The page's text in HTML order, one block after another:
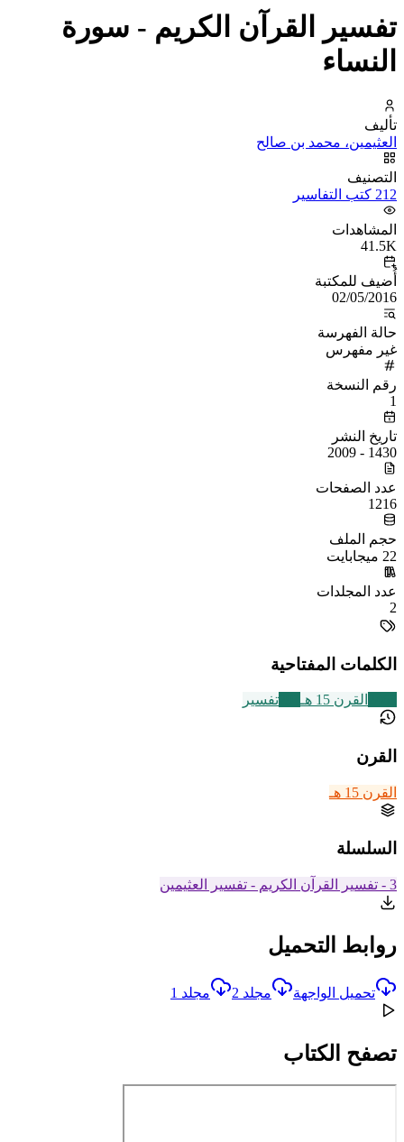
تفسير القرآن الكريم - سورة
النساء
تأليف
العثيمين، محمد بن صالح
التصنيف
212 كتب التفاسير
المشاهدات
41.5K
أُضيف للمكتبة
02/05/2016
حالة الفهرسة
غير مفهرس
رقم النسخة
1
تاريخ النشر
1430 - 2009
عدد الصفحات
1216
حجم الملف
22 ميجابايت
عدد المجلدات
2
الكلمات المفتاحية
القرن 15 هـ تفسير
القرن
القرن 15 هـ
السلسلة
3 - تفسير القرآن الكريم - تفسير العثيمين
روابط التحميل
تحميل الواجهة مجلد 2 مجلد 1
تصفح الكتاب